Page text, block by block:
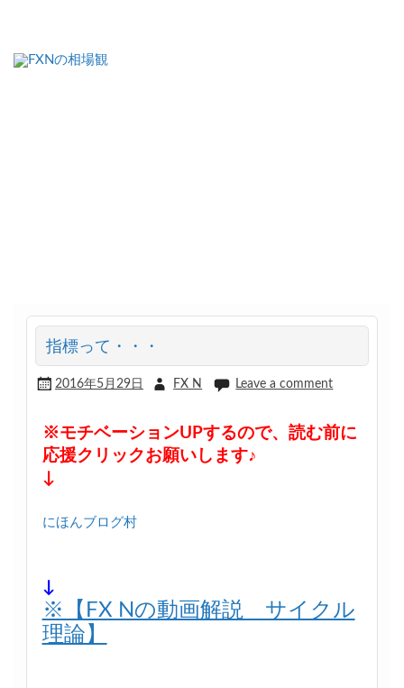
指標って・・・
2016年5月29日 FX N Leave a comment
※モチベーションUPするので、読む前に
応援クリックお願いします♪
↓
にほんブログ村
↓
※【FX Nの動画解説 サイクル
理論】